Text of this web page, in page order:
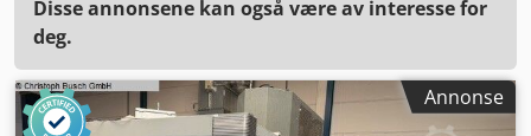
Disse annonsene kan også være av interesse for
deg.
Annonse